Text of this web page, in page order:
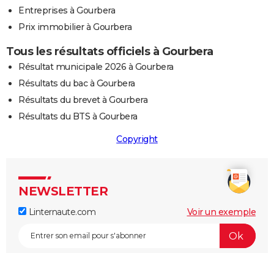
Entreprises à Gourbera
Prix immobilier à Gourbera
Tous les résultats officiels à Gourbera
Résultat municipale 2026 à Gourbera
Résultats du bac à Gourbera
Résultats du brevet à Gourbera
Résultats du BTS à Gourbera
Copyright
NEWSLETTER
Linternaute.com Voir un exemple